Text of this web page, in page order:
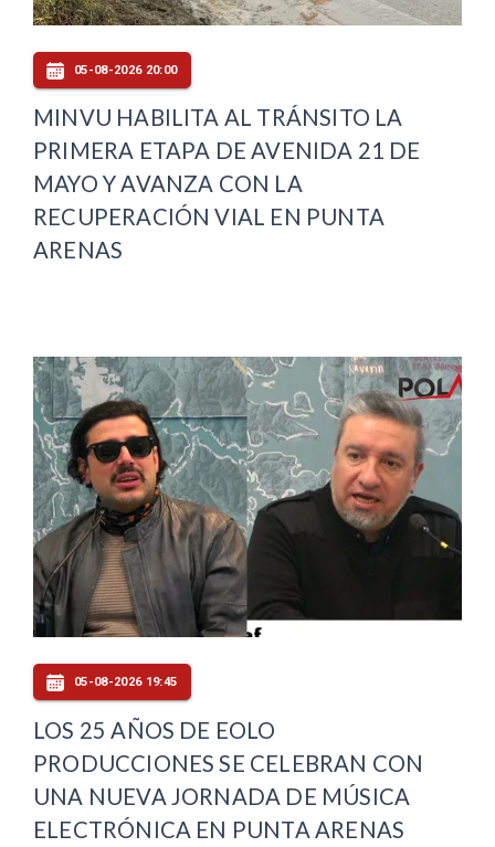
05-08-2026 20:00
MINVU HABILITA AL TRÁNSITO LA
PRIMERA ETAPA DE AVENIDA 21 DE
MAYO Y AVANZA CON LA
RECUPERACIÓN VIAL EN PUNTA
ARENAS
05-08-2026 19:45
LOS 25 AÑOS DE EOLO
PRODUCCIONES SE CELEBRAN CON
UNA NUEVA JORNADA DE MÚSICA
ELECTRÓNICA EN PUNTA ARENAS